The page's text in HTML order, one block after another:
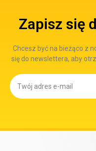
Zapisz się
Chcesz być na bieżąco z
się do newslettera, aby